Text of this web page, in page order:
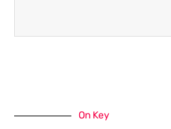
On Key